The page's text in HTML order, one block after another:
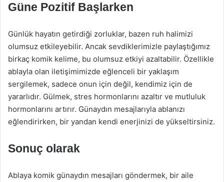
Güne Pozitif Başlarken
Günlük hayatın getirdiği zorluklar, bazen ruh halimizi
olumsuz etkileyebilir. Ancak sevdiklerimizle paylaştığımız
birkaç komik kelime, bu olumsuz etkiyi azaltabilir. Özellikle
ablayla olan iletişimimizde eğlenceli bir yaklaşım
sergilemek, sadece onun için değil, kendimiz için de
yararlıdır. Gülmek, stres hormonlarını azaltır ve mutluluk
hormonlarını artırır. Günaydın mesajlarıyla ablanızı
eğlendirirken, bir yandan kendi enerjinizi de yükseltirsiniz.
Sonuç olarak
Ablaya komik günaydın mesajları göndermek, bir aile